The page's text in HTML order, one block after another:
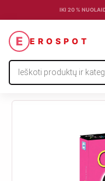
IKI 20 %
E EROSPOT
Products
search